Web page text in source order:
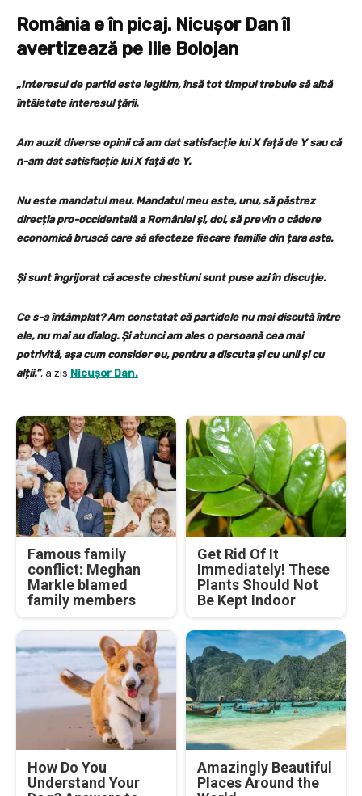
România e în picaj. Nicușor Dan îl
avertizează pe Ilie Bolojan
„Interesul de partid este legitim, însă tot timpul trebuie să aibă
întâietate interesul țării.
Am auzit diverse opinii că am dat satisfacție lui X față de Y sau că
n-am dat satisfacție lui X față de Y.
Nu este mandatul meu. Mandatul meu este, unu, să păstrez
direcția pro-occidentală a României și, doi, să previn o cădere
economică bruscă care să afecteze fiecare familie din țara asta.
Și sunt îngrijorat că aceste chestiuni sunt puse azi în discuție.
Ce s-a întâmplat? Am constatat că partidele nu mai discută între
ele, nu mai au dialog. Și atunci am ales o persoană cea mai
potrivită, așa cum consider eu, pentru a discuta și cu unii și cu
alții.”, a zis Nicușor Dan.
Famous family
conflict: Meghan
Markle blamed
family members
Get Rid Of It
Immediately! These
Plants Should Not
Be Kept Indoor
How Do You
Understand Your
Amazingly Beautiful
Places Around the